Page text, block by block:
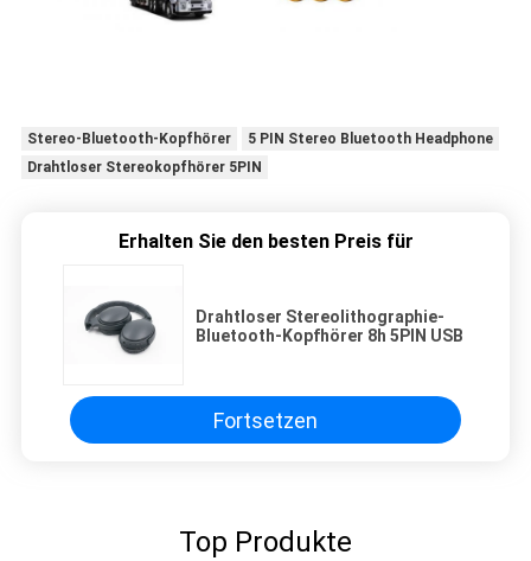
Stereo-Bluetooth-Kopfhörer
5 PIN Stereo Bluetooth Headphone
Drahtloser Stereokopfhörer 5PIN
Erhalten Sie den besten Preis für
Drahtloser Stereolithographie-
Bluetooth-Kopfhörer 8h 5PIN USB
Fortsetzen
Top Produkte